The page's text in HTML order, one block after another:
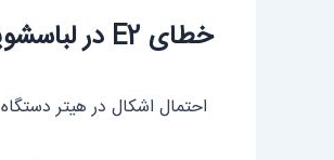
خطای E2 در لباسشویی آرچلیک
احتمال اشکال در هیتر دستگاه